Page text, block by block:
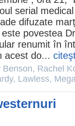
serial
difuzate
povestea
renumit în
acest do...
Benson, Rachel
, Lawless,